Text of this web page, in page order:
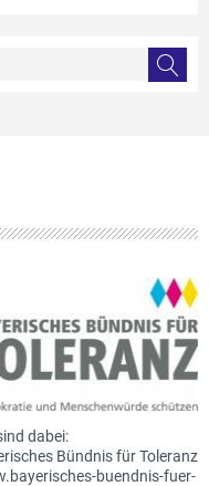
dabei:
Bündnis für Toleranz
buendnis-fuer-